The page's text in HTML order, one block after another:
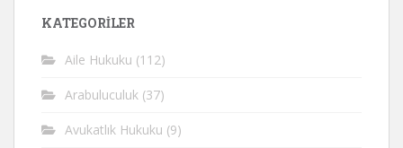
KATEGORİLER
Aile Hukuku (112)
Arabuluculuk (37)
Avukatlık Hukuku (9)